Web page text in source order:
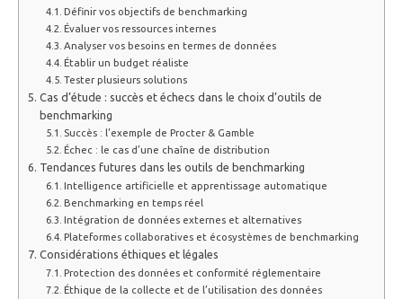
Définir vos objectifs de benchmarking
Évaluer vos ressources internes
Analyser vos besoins en termes de données
Établir un budget réaliste
Tester plusieurs solutions
Cas d’étude : succès et échecs dans le choix d’outils de
benchmarking
Succès : l’exemple de Procter & Gamble
Échec : le cas d’une chaîne de distribution
Tendances futures dans les outils de benchmarking
Intelligence artificielle et apprentissage automatique
Benchmarking en temps réel
Intégration de données externes et alternatives
Plateformes collaboratives et écosystèmes de benchmarking
Considérations éthiques et légales
Protection des données et conformité réglementaire
Éthique de la collecte et de l’utilisation des données